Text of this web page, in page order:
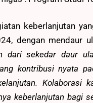
keberlanjutan
dengan mendaur
dari sekedar daur
kontribusi nyata
Kolaborasi
keberlanjutan bagi